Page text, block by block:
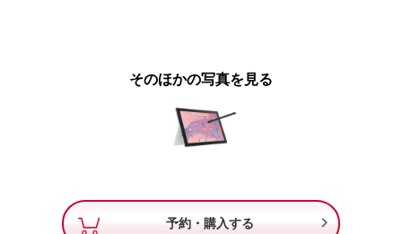
そのほかの写真を見る
予約・購入する 